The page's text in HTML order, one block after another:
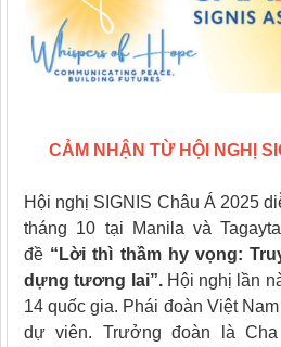
CẢM NHẬN TỪ HỘI NGHỊ
Hội nghị SIGNIS Châu Á 2025
tháng 10 tại Manila và
đề “Lời thì thầm hy vọng:
dựng tương lai”.Hội nghị lần
14 quốc gia. Phái đoàn Việt
dự viên. Trưởng đoàn là